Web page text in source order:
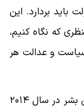
باید بردارد. این
که نگاه کنیم،
سیاست و عدالت هر
مفهوم «حق در امید» که دادگاه اروپایی حقوق بشر در سال ۲۰۱۴